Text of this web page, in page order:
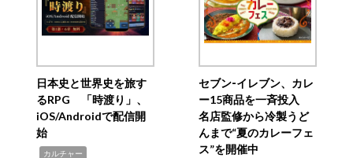
日本史と世界史を旅す
るRPG 「時渡り」、
iOS/Androidで配信開
始
カルチャー
セブン‐イレブン、カレ
ー15商品を一斉投入
名店監修から冷製うど
んまで“夏のカレーフェ
ス”を開催中